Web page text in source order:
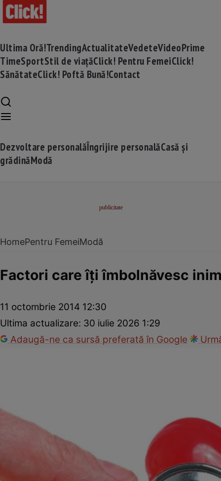
Ultima Oră!TrendingActualitateVedeteVideoPrime
TimeSportStil de viațăClick! Pentru FemeiClick!
SănătateClick! Poftă Bună!Contact
Dezvoltare personalăÎngrijire personalăCasă și
grădinăModă
HomePentru FemeiModă
Factori care îţi îmbolnăvesc
11 octombrie 2014 12:30
Ultima actualizare: 30 iulie 2026 1:29
Adaugă-ne ca sursă preferată în Google